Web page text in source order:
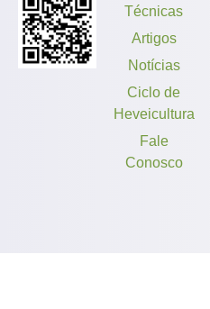
Técnicas
Artigos
Notícias
Ciclo de
Heveicultura
Fale
Conosco